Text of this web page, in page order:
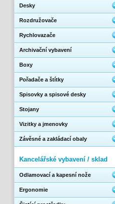
Desky
Rozdružovače
Rychlovazače
Archivační vybavení
Boxy
Pořadače a štítky
Spisovky a spisové desky
Stojany
Vizitky a jmenovky
Závěsné a zakládací obaly
Kancelářské vybavení / sklad
Odlamovací a kapesní nože
Ergonomie